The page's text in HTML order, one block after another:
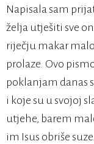
Napisala sam
želja utješiti sve
riječju makar
prolaze. Ovo
poklanjam danas
i koje su u svojoj
utjehe, barem
im Isus obriše suze.